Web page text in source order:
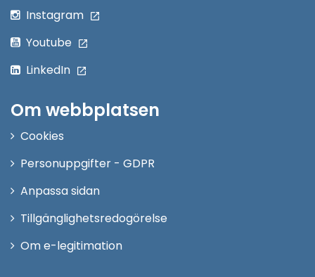
Instagram
Youtube
LinkedIn
Om webbplatsen
Cookies
Personuppgifter - GDPR
Anpassa sidan
Tillgänglighetsredogörelse
Om e-legitimation